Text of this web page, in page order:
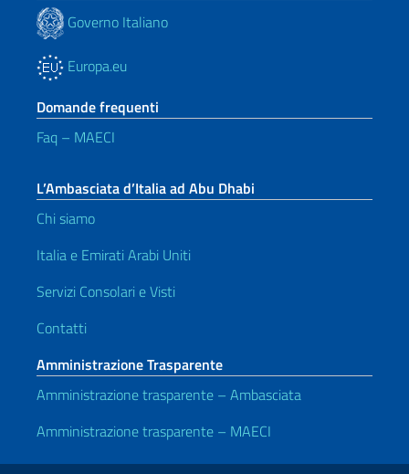
Governo Italiano
Europa.eu
Domande frequenti
Faq – MAECI
L’Ambasciata d’Italia ad Abu Dhabi
Chi siamo
Italia e Emirati Arabi Uniti
Servizi Consolari e Visti
Contatti
Amministrazione Trasparente
Amministrazione trasparente – Ambasciata
Amministrazione trasparente – MAECI